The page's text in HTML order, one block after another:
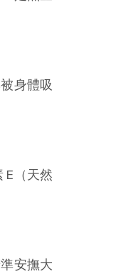
身體吸
E（天然
安撫大